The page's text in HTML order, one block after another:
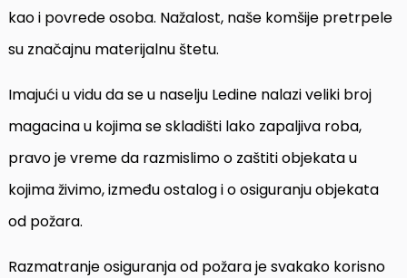
kao i povrede osoba. Nažalost, naše komšije pretrpele
su značajnu materijalnu štetu.
Imajući u vidu da se u naselju Ledine nalazi veliki broj
magacina u kojima se skladišti lako zapaljiva roba,
pravo je vreme da razmislimo o zaštiti objekata u
kojima živimo, između ostalog i o osiguranju objekata
od požara.
Razmatranje osiguranja od požara je svakako korisno